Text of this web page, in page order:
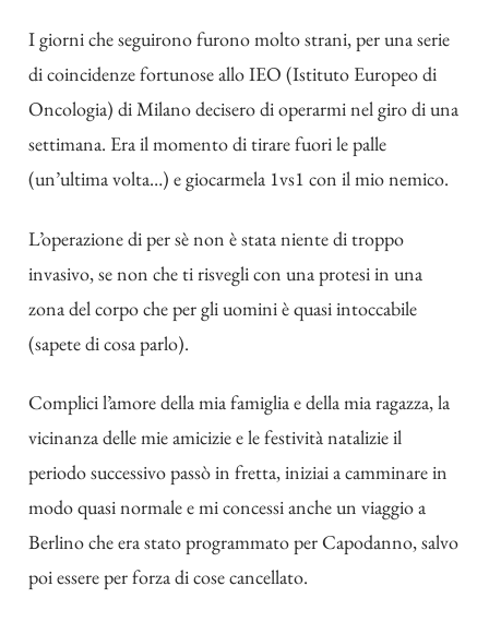
I giorni che seguirono furono molto strani, per una serie
di coincidenze fortunose allo IEO (Istituto Europeo di
Oncologia) di Milano decisero di operarmi nel giro di una
settimana. Era il momento di tirare fuori le palle
(un’ultima volta…) e giocarmela 1vs1 con il mio nemico.
L’operazione di per sè non è stata niente di troppo
invasivo, se non che ti risvegli con una protesi in una
zona del corpo che per gli uomini è quasi intoccabile
(sapete di cosa parlo).
Complici l’amore della mia famiglia e della mia ragazza, la
vicinanza delle mie amicizie e le festività natalizie il
periodo successivo passò in fretta, iniziai a camminare in
modo quasi normale e mi concessi anche un viaggio a
Berlino che era stato programmato per Capodanno, salvo
poi essere per forza di cose cancellato.